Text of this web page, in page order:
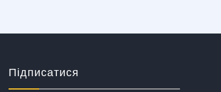
Підписатися